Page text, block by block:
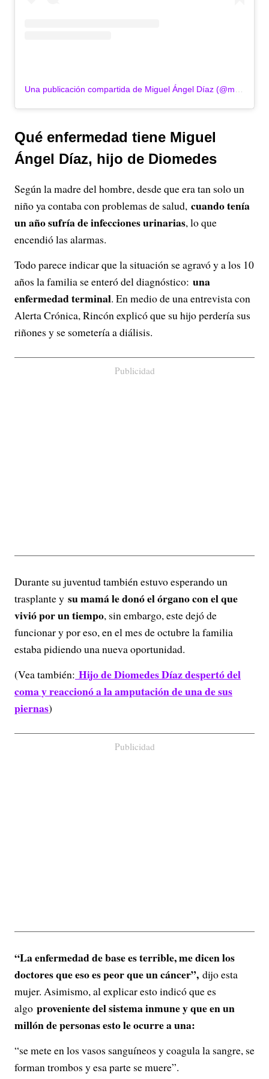
Qué enfermedad tiene Miguel
Ángel Díaz, hijo de Diomedes
Según la madre del hombre, desde que era tan solo un
niño ya contaba con problemas de salud, cuando tenía
un año sufría de infecciones urinarias, lo que
encendió las alarmas.
Todo parece indicar que la situación se agravó y a los 10
años la familia se enteró del diagnóstico: una
enfermedad terminal. En medio de una entrevista con
Alerta Crónica, Rincón explicó que su hijo perdería sus
riñones y se sometería a diálisis.
Publicidad
Durante su juventud también estuvo esperando un
trasplante y su mamá le donó el órgano con el que
vivió por un tiempo, sin embargo, este dejó de
funcionar y por eso, en el mes de octubre la familia
estaba pidiendo una nueva oportunidad.
(Vea también: Hijo de Diomedes Díaz despertó del
coma y reaccionó a la amputación de una de sus
piernas)
Publicidad
“La enfermedad de base es terrible, me dicen los
doctores que eso es peor que un cáncer”, dijo esta
mujer. Asimismo, al explicar esto indicó que es
algo proveniente del sistema inmune y que en un
millón de personas esto le ocurre a una:
“se mete en los vasos sanguíneos y coagula la sangre, se
forman trombos y esa parte se muere”.